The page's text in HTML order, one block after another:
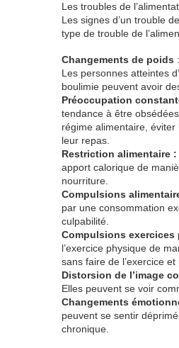
Les troubles de
Les signes d’un trouble
type de trouble de
Changements de poids
Les personnes atteintes
boulimie peuvent avoir
Préoccupation
tendance à être
régime alimentaire,
leur repas.
Restriction alimentaire :
apport calorique de
nourriture.
Compulsions
par une consommation
culpabilité.
Compulsions exercices
l’exercice physique de
sans faire de l’exercice
Distorsion de l’image
Elles peuvent se voir
Changements
peuvent se sentir
chronique.